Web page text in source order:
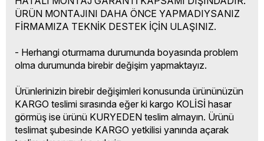
ÜRÜN MONTAJINI DAHA ÖNCE YAPMADIYSANIZ
FİRMAMIZA TEKNİK DESTEK İÇİN ULAŞINIZ.
- Herhangi oturmama durumunda boyasında problem
olma durumunda birebir değişim yapmaktayız.
Ürünlerinizin birebir değişimleri konusunda ürününüzün
KARGO teslimi sırasında eğer ki kargo KOLİSİ hasar
görmüş ise ürünü KURYEDEN teslim almayın. Ürünü
teslimat şubesinde KARGO yetkilisi yanında açarak